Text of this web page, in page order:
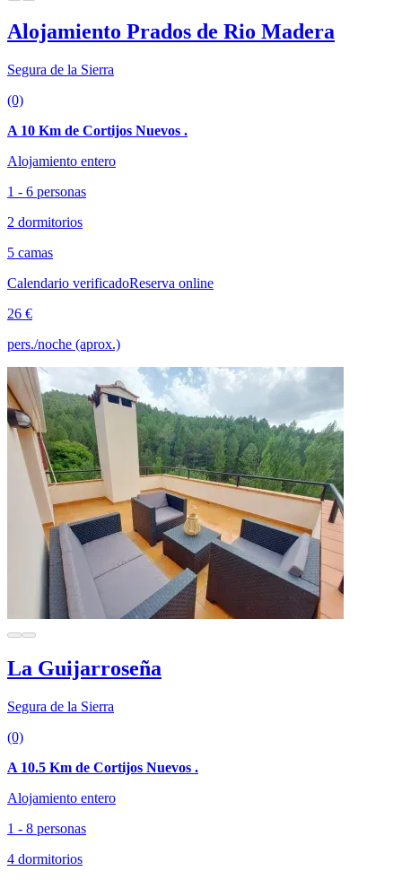
Alojamiento Prados de Rio Madera
Segura de la Sierra
(0)
A 10 Km de Cortijos Nuevos .
Alojamiento entero
1 - 6 personas
2 dormitorios
5 camas
Calendario verificadoReserva online
26 €
pers./noche (aprox.)
La Guijarroseña
Segura de la Sierra
(0)
A 10.5 Km de Cortijos Nuevos .
Alojamiento entero
1 - 8 personas
4 dormitorios